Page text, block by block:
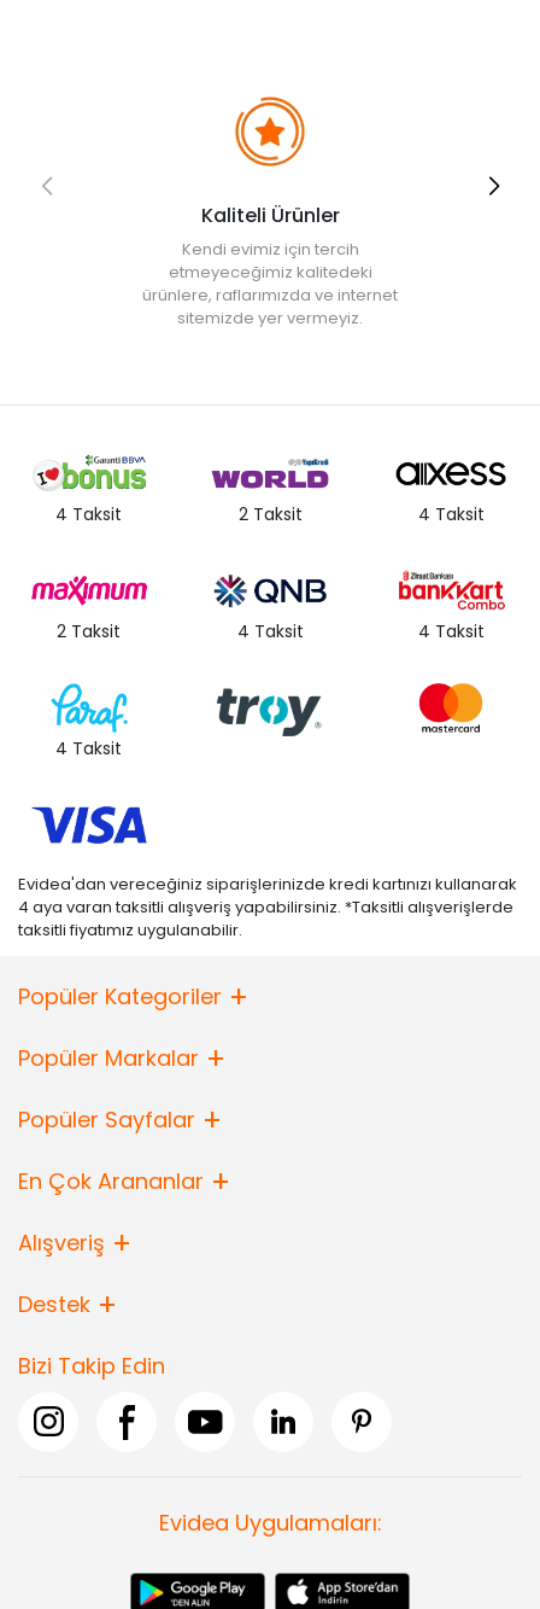
• Mum bittikten sonra kavanozunu küçük eşyaları saklamak için
veya yeni bir mumluk olarak kullanabilirsiniz.
• Kokulu mumlar dekoratif kaseler ile birleştirildiğinde hoş
kokusu ve sıcak parıltısının yanı sıra aynı zamanda şık görünen
dekoratif bir obje olabilir.
Bu fiyat perakende satışlar için belirlenmiştir. Toplu alımlar
Evidea tarafından incelenecek ve uygun bulunmayan siparişler
Kaliteli Ürünler
Kendi evimiz için tercih
etmeyeceğimiz kalitedeki
ürünlere, raflarımızda ve internet
sitemizde yer vermeyiz.
4 Taksit 2 Taksit 4 Taksit
2 Taksit 4 Taksit 4 Taksit
4 Taksit
Evidea'dan vereceğiniz siparişlerinizde kredi kartınızı kullanarak
4 aya varan taksitli alışveriş yapabilirsiniz. *Taksitli alışverişlerde
taksitli fiyatımız uygulanabilir.
Popüler Kategoriler
Popüler Markalar
Popüler Sayfalar
En Çok Arananlar
Alışveriş
Destek
Bizi Takip Edin
Evidea Uygulamaları: